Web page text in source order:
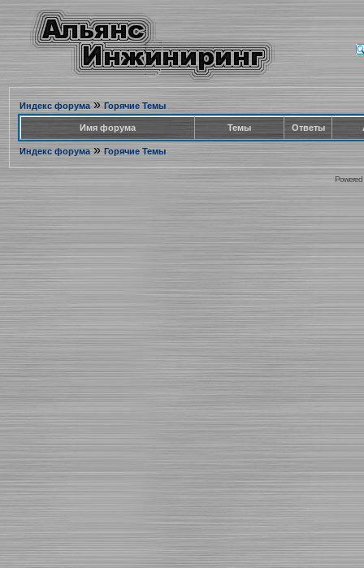
Индекс форума» Горячие Темы
Имя форума Темы Ответы
Индекс форума» Горячие Темы